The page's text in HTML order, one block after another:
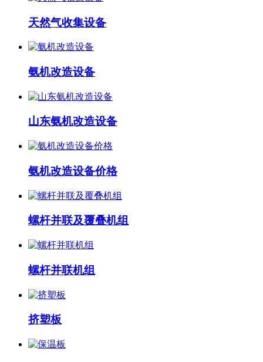
天然气收集设备
氨机改造设备
山东氨机改造设备
氨机改造设备价格
螺杆并联及覆叠机组
螺杆并联机组
挤塑板